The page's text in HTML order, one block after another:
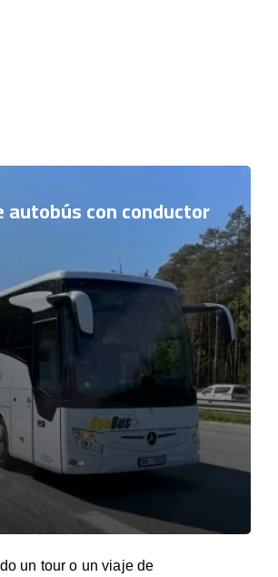
autobús con conductor
un tour o un viaje de